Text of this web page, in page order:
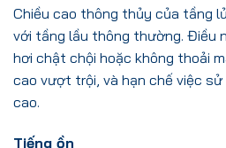
Chiều cao thông thủy của tầng
với tầng lầu thông thường. Điều
hơi chật chội hoặc không thoải
cao vượt trội, và hạn chế việc
cao.
Tiếng ồn